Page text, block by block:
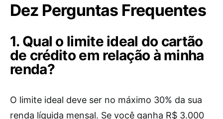
Dez Perguntas Frequentes
1. Qual o limite ideal do cartão
de crédito em relação à minha
renda?
O limite ideal deve ser no máximo 30% da sua
renda líquida mensal. Se você ganha R$ 3.000